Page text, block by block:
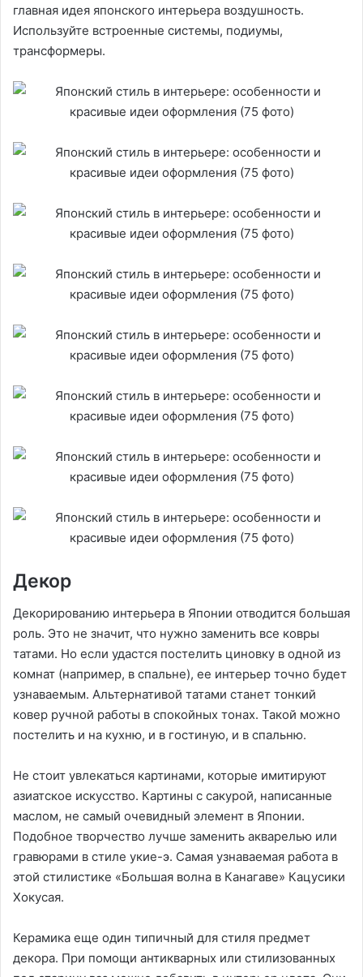
главная идея японского интерьера воздушность.
Используйте встроенные системы, подиумы,
трансформеры.
Декор
Декорированию интерьера в Японии отводится большая
роль. Это не значит, что нужно заменить все ковры
татами. Но если удастся постелить циновку в одной из
комнат (например, в спальне), ее интерьер точно будет
узнаваемым. Альтернативой татами станет тонкий
ковер ручной работы в спокойных тонах. Такой можно
постелить и на кухню, и в гостиную, и в спальню.
Не стоит увлекаться картинами, которые имитируют
азиатское искусство. Картины с сакурой, написанные
маслом, не самый очевидный элемент в Японии.
Подобное творчество лучше заменить акварелью или
гравюрами в стиле укие-э. Самая узнаваемая работа в
этой стилистике «Большая волна в Канагаве» Кацусики
Хокусая.
Керамика еще один типичный для стиля предмет
декора. При помощи антикварных или стилизованных